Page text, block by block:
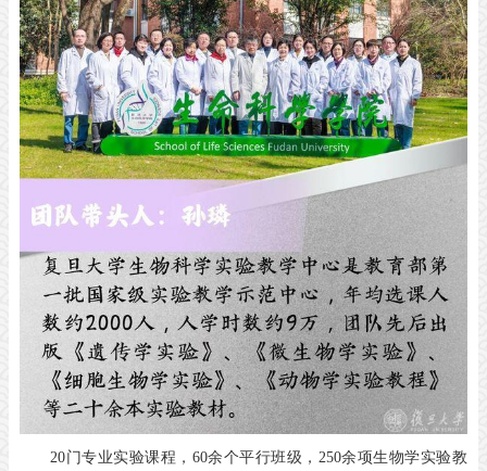
20门专业实验课程，60余个平行班级，250余项生物学实验教